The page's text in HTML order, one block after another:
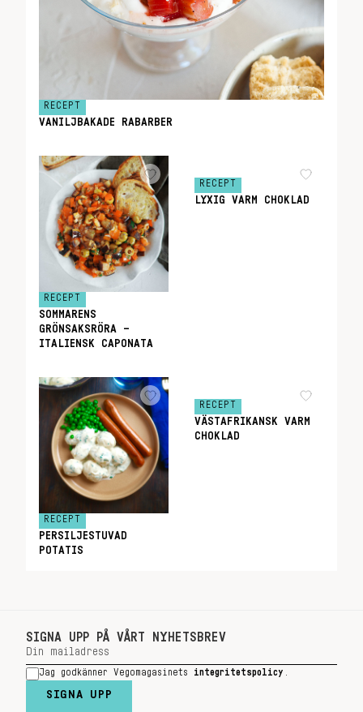
RECEPT
VANILJBAKADE RABARBER
RECEPT
SOMMARENS
GRÖNSAKSRÖRA –
ITALIENSK CAPONATA
RECEPT
LYXIG VARM CHOKLAD
RECEPT
PERSILJESTUVAD
POTATIS
RECEPT
VÄSTAFRIKANSK VARM
CHOKLAD
SIGNA UPP PÅ VÅRT NYHETSBREV
Jag godkänner Vegomagasinets integritetspolicy
SIGNA UPP